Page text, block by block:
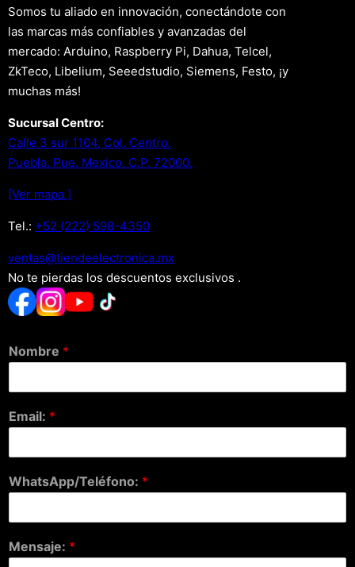
Somos tu aliado en innovación, conectándote con
las marcas más confiables y avanzadas del
mercado: Arduino, Raspberry Pi, Dahua, Telcel,
ZkTeco, Libelium, Seeedstudio, Siemens, Festo, ¡y
muchas más!
Sucursal Centro:
Calle 3 sur 1104, Col. Centro.
Puebla, Pue. Mexico. C.P. 72000.
[Ver mapa.]
Tel.: +52 (222) 598-4350
xm.acinortceleedneit@satnev
No te pierdas los descuentos exclusivos .
Nombre *
Email: *
WhatsApp/Teléfono: *
Mensaje: *